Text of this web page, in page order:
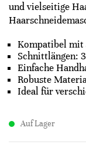
und vielseitige
Kompatibel mit
Schnittlängen:
Einfache
Robuste
Ideal für
Auf Lager